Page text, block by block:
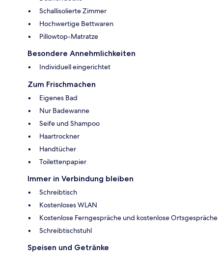
Schallisolierte Zimmer
Hochwertige Bettwaren
Pillowtop-Matratze
Besondere Annehmlichkeiten
Individuell eingerichtet
Zum Frischmachen
Eigenes Bad
Nur Badewanne
Seife und Shampoo
Haartrockner
Handtücher
Toilettenpapier
Immer in Verbindung bleiben
Schreibtisch
Kostenloses WLAN
Kostenlose Ferngespräche und kostenlose Ortsgespräche
Schreibtischstuhl
Speisen und Getränke